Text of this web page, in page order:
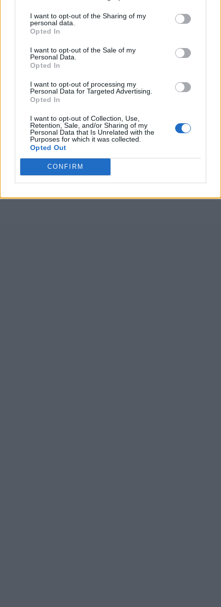
I want to opt-out of the Sharing of my
personal data.
Opted In
I want to opt-out of the Sale of my
Personal Data.
Opted In
I want to opt-out of processing my
Personal Data for Targeted Advertising.
Opted In
I want to opt-out of Collection, Use,
Retention, Sale, and/or Sharing of my
Personal Data that Is Unrelated with the
Purposes for which it was collected.
Opted Out
CONFIRM